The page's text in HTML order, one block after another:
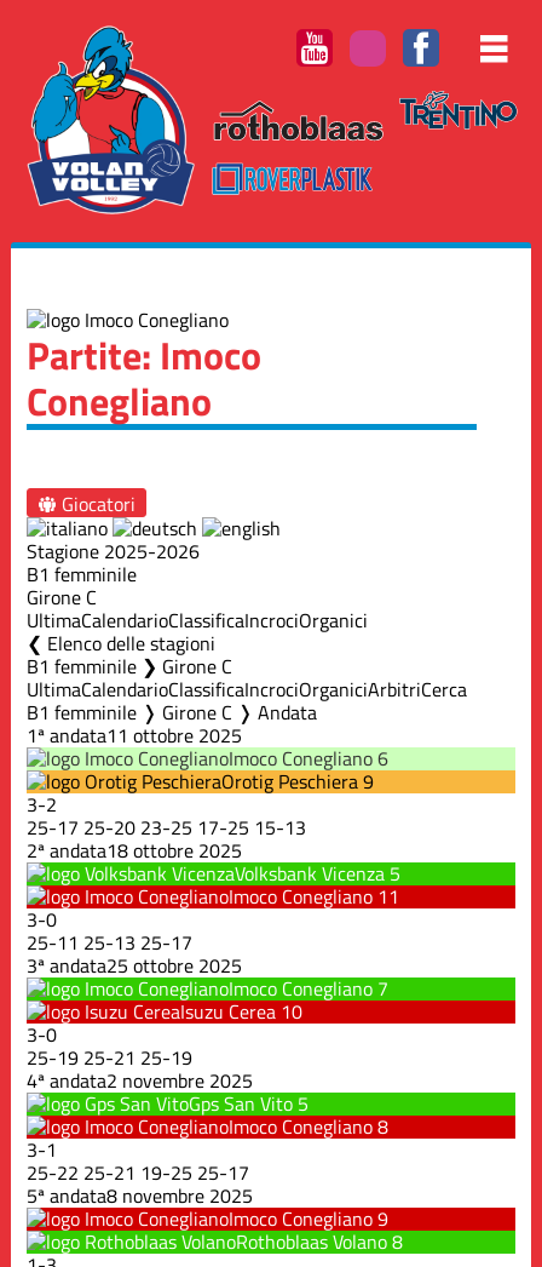
Partite: Imoco
Conegliano
Giocatori
Stagione 2025-2026
B1 femminile
Girone C
UltimaCalendarioClassificaIncrociOrganici
Elenco delle stagioni
B1 femminile ❯ Girone C
UltimaCalendarioClassificaIncrociOrganiciArbitriCerca
B1 femminile ❭ Girone C ❭ Andata
1ª andata11 ottobre 2025
Imoco Conegliano6
Orotig Peschiera9
3-2
25-17 25-20 23-25 17-25 15-13
2ª andata18 ottobre 2025
Volksbank Vicenza 5
Imoco Conegliano 11
3-0
25-11 25-13 25-17
3ª andata25 ottobre 2025
Imoco Conegliano 7
Isuzu Cerea 10
3-0
25-19 25-21 25-19
4ª andata2 novembre 2025
Gps San Vito 5
Imoco Conegliano8
3-1
25-22 25-21 19-25 25-17
5ª andata8 novembre 2025
Imoco Conegliano9
Rothoblaas Volano8